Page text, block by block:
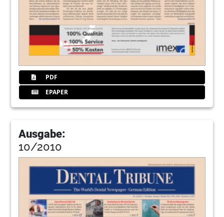
PDF
EPAPER
Ausgabe:
10/2010